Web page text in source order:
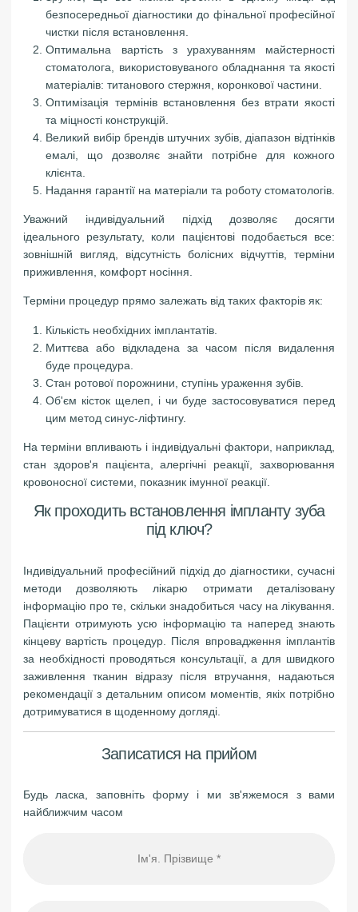
безпосередньої діагностики до фінальної професійної
чистки після встановлення.
Оптимальна вартість з урахуванням майстерності
стоматолога, використовуваного обладнання та якості
матеріалів: титанового стержня, коронкової частини.
Оптимізація термінів встановлення без втрати якості
та міцності конструкцій.
Великий вибір брендів штучних зубів, діапазон відтінків
емалі, що дозволяє знайти потрібне для кожного
клієнта.
Надання гарантії на матеріали та роботу стоматологів.
Уважний індивідуальний підхід дозволяє досягти
ідеального результату, коли пацієнтові подобається все:
зовнішній вигляд, відсутність болісних відчуттів, терміни
приживлення, комфорт носіння.
Терміни процедур прямо залежать від таких факторів як:
Кількість необхідних імплантатів.
Миттєва або відкладена за часом після видалення
буде процедура.
Стан ротової порожнини, ступінь ураження зубів.
Об'єм кісток щелеп, і чи буде застосовуватися перед
цим метод синус-ліфтингу.
На терміни впливають і індивідуальні фактори, наприклад,
стан здоров'я пацієнта, алергічні реакції, захворювання
кровоносної системи, показник імунної реакції.
Як проходить встановлення імпланту зуба
під ключ?
Індивідуальний професійний підхід до діагностики, сучасні
методи дозволяють лікарю отримати деталізовану
інформацію про те, скільки знадобиться часу на лікування.
Пацієнти отримують усю інформацію та наперед знають
кінцеву вартість процедур. Після впровадження імплантів
за необхідності проводяться консультації, а для швидкого
заживлення тканин відразу після втручання, надаються
рекомендації з детальним описом моментів, якіх потрібно
дотримуватися в щоденному догляді.
Записатися на прийом
Будь ласка, заповніть форму і ми зв'яжемося з вами
найближчим часом